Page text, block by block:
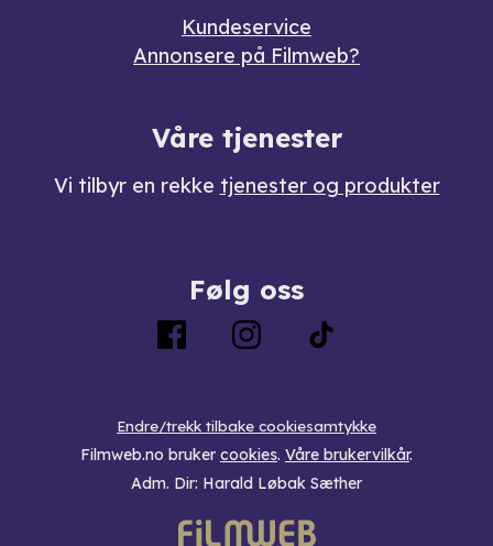
Kundeservice
Annonsere på Filmweb?
Våre tjenester
Vi tilbyr en rekke tjenester og produkter
Følg oss
Endre/trekk tilbake cookiesamtykke
Filmweb.no bruker cookies. Våre brukervilkår.
Adm. Dir: Harald Løbak Sæther